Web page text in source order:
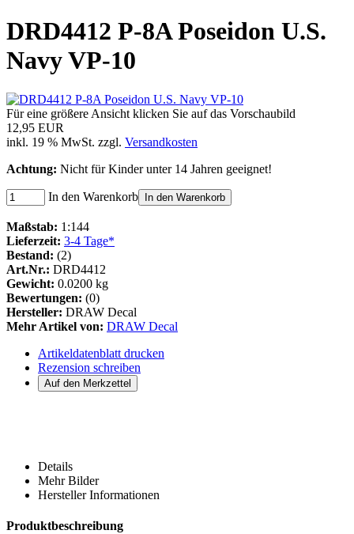
DRD4412 P-8A Poseidon U.S.
Navy VP-10
Für eine größere Ansicht klicken Sie auf das Vorschaubild
12,95 EUR
inkl. 19 % MwSt. zzgl. Versandkosten
Achtung: Nicht für Kinder unter 14 Jahren geeignet!
In den Warenkorb In den Warenkorb
Maßstab: 1:144
Lieferzeit: 3-4 Tage*
Bestand: (2)
Art.Nr.: DRD4412
Gewicht: 0.0200 kg
Bewertungen: (0)
Hersteller: DRAW Decal
Mehr Artikel von: DRAW Decal
Artikeldatenblatt drucken
Rezension schreiben
Details
Mehr Bilder
Hersteller Informationen
Produktbeschreibung